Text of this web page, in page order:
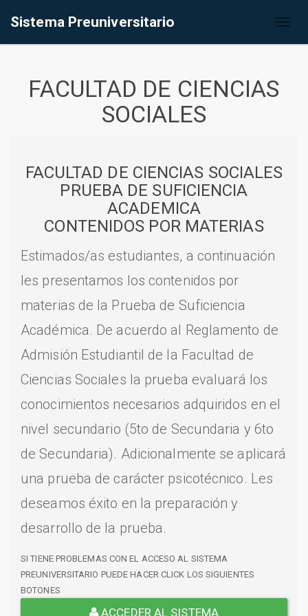
Sistema Preuniversitario
FACULTAD DE CIENCIAS
SOCIALES
FACULTAD DE CIENCIAS SOCIALES
PRUEBA DE SUFICIENCIA
ACADEMICA
CONTENIDOS POR MATERIAS
Estimados/as estudiantes, a continuación
les presentamos los contenidos por
materias de la Prueba de Suficiencia
Académica. De acuerdo al Reglamento de
Admisión Estudiantil de la Facultad de
Ciencias Sociales la prueba evaluará los
conocimientos necesarios adquiridos en el
nivel secundario (5to de Secundaria y 6to
de Secundaria). Adicionalmente se aplicará
una prueba de carácter psicotécnico. Les
deseamos éxito en la preparación y
desarrollo de la prueba.
SI TIENE PROBLEMAS CON EL ACCESO AL SISTEMA
PREUNIVERSITARIO PUEDE HACER CLICK LOS SIGUIENTES
BOTONES
ACCEDER AL SISTEMA